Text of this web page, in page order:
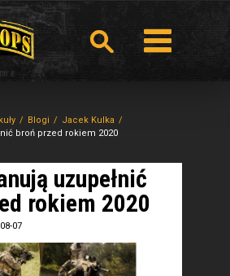
Blogi
Jacek Kulka
broń przed rokiem 2020
uzupełnić
rokiem 2020
07